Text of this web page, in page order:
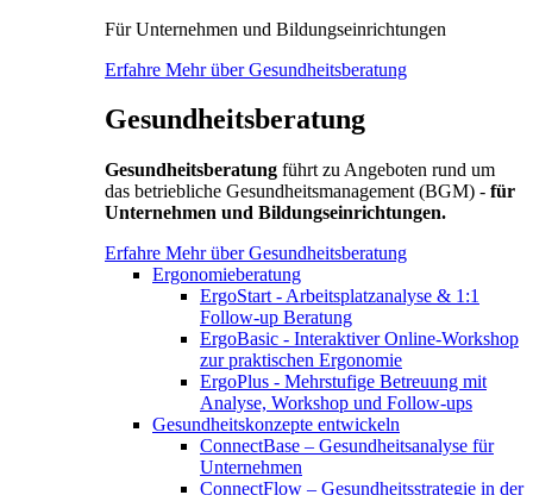
Für Unternehmen und Bildungseinrichtungen
Erfahre Mehr über Gesundheitsberatung
Gesundheitsberatung
Gesundheitsberatung führt zu Angeboten rund um
das betriebliche Gesundheitsmanagement (BGM) - für
Unternehmen und Bildungseinrichtungen.
Erfahre Mehr über Gesundheitsberatung
Ergonomieberatung
ErgoStart - Arbeitsplatzanalyse & 1:1
Follow-up Beratung
ErgoBasic - Interaktiver Online-Workshop
zur praktischen Ergonomie
ErgoPlus - Mehrstufige Betreuung mit
Analyse, Workshop und Follow-ups
Gesundheitskonzepte entwickeln
ConnectBase – Gesundheitsanalyse für
Unternehmen
ConnectFlow – Gesundheitsstrategie in der